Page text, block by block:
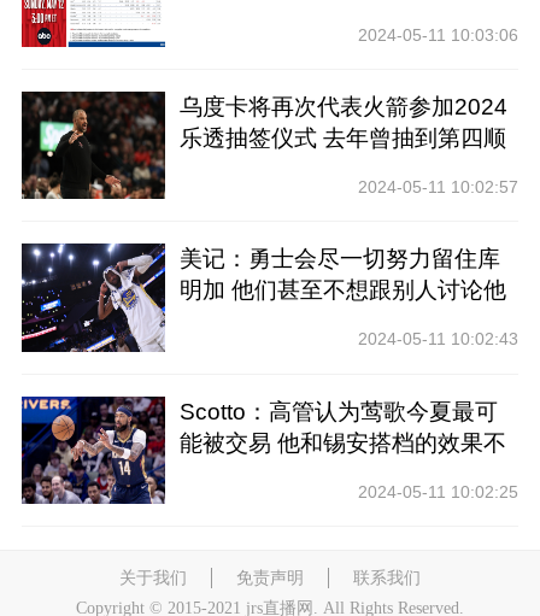
2024-05-11 10:03:06
乌度卡将再次代表火箭参加2024
乐透抽签仪式 去年曾抽到第四顺
2024-05-11 10:02:57
美记：勇士会尽一切努力留住库
明加 他们甚至不想跟别人讨论他
2024-05-11 10:02:43
Scotto：高管认为莺歌今夏最可
能被交易 他和锡安搭档的效果不
2024-05-11 10:02:25
关于我们 免责声明
联系我们
Copyright © 2015-2021 jrs直播网. All Rights Reserved.